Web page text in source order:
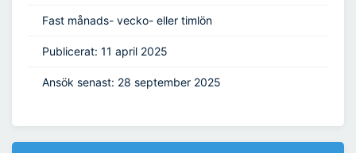
Fast månads- vecko- eller timlön
Publicerat: 11 april 2025
Ansök senast: 28 september 2025